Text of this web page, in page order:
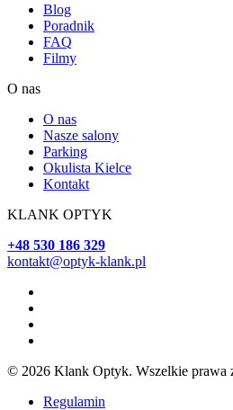
Blog
Poradnik
FAQ
Filmy
O nas
O nas
Nasze salony
Parking
Okulista Kielce
Kontakt
KLANK OPTYK
+48 530 186 329
kontakt@optyk-klank.pl
© 2026 Klank Optyk. Wszelkie prawa
Regulamin